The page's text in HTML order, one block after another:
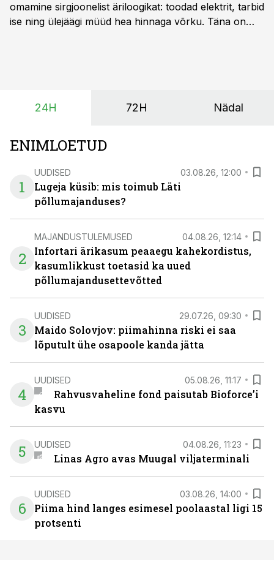
omamine sirgjoonelist äriloogikat: toodad elektrit, tarbid
ise ning ülejäägi müüd hea hinnaga võrku. Täna on
põllumajandusettevõtete jaoks üheks olulisemaks
24H 72H Nädal
ENIMLOETUD
1
UUDISED 03.08.26, 12:00
Lugeja küsib: mis toimub Läti
põllumajanduses?
2
MAJANDUSTULEMUSED 04.08.26, 12:14
Infortari ärikasum peaaegu kahekordistus,
kasumlikkust toetasid ka uued
põllumajandusettevõtted
3
UUDISED 29.07.26, 09:30
Maido Solovjov: piimahinna riski ei saa
lõputult ühe osapoole kanda jätta
4
UUDISED 05.08.26, 11:17
Rahvusvaheline fond paisutab Bioforce’i
kasvu
5 UUDISED 04.08.26, 11:23
Linas Agro avas Muugal viljaterminali
6
UUDISED 03.08.26, 14:00
Piima hind langes esimesel poolaastal ligi 15
protsenti